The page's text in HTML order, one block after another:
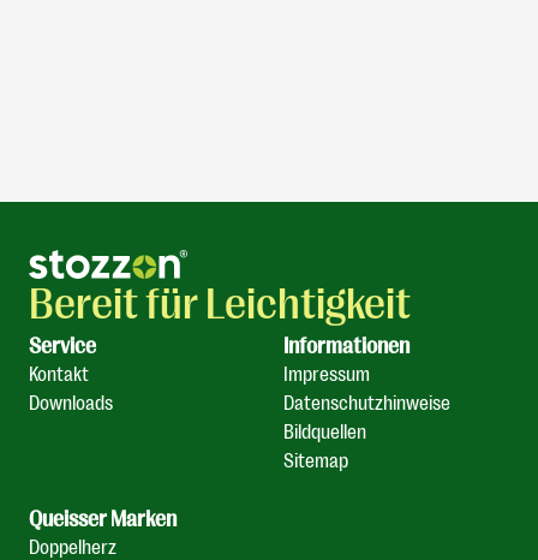
Bereit für Leichtigkeit
Service
Kontakt
Downloads
Informationen
Impressum
Datenschutzhinweise
Bildquellen
Sitemap
Queisser Marken
Doppelherz